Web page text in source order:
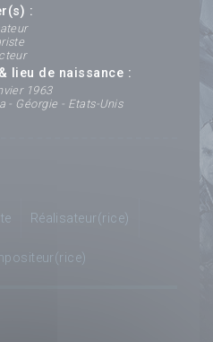
:
lieu de naissance :
1963
- Géorgie - Etats-Unis
Réalisateur(rice)